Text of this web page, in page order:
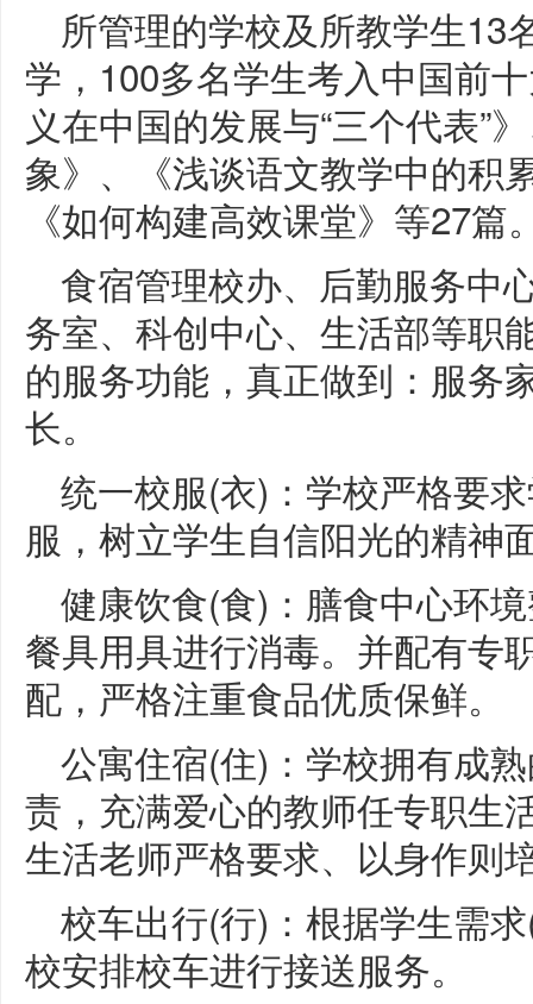
所管理的学校及所教学生13
学，100多名学生考入中国前
义在中国的发展与“三个代表”
象》、《浅谈语文教学中的积
《如何构建高效课堂》等27篇
食宿管理校办、后勤服务中
务室、科创中心、生活部等职
的服务功能，真正做到：服务
长。
统一校服(衣)：学校严格要
服，树立学生自信阳光的精神
健康饮食(食)：膳食中心环
餐具用具进行消毒。并配有专
配，严格注重食品优质保鲜。
公寓住宿(住)：学校拥有成
责，充满爱心的教师任专职生
生活老师严格要求、以身作则
校车出行(行)：根据学生需
校安排校车进行接送服务。